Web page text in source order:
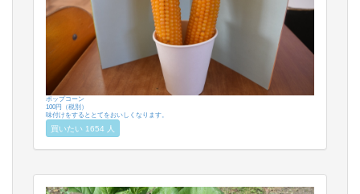
ポップコーン
100円（税別）
味付けをするととてをおいしくなります。
買いたい 1654 人